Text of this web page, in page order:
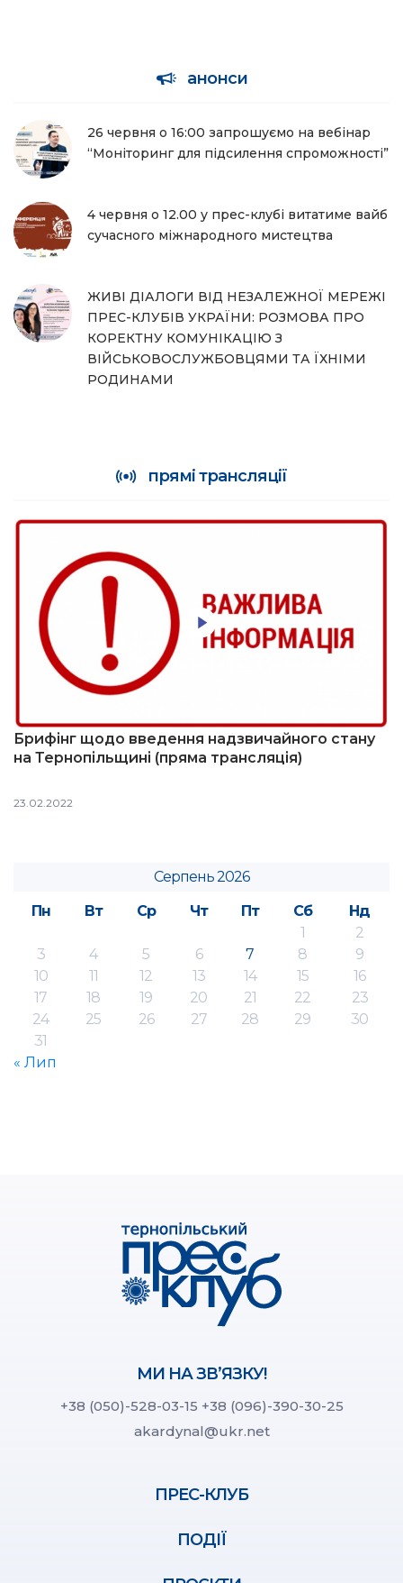
анонси
26 червня о 16:00 запрошуємо на вебінар
“Моніторинг для підсилення спроможності”
4 червня о 12.00 у прес-клубі витатиме вайб
сучасного міжнародного мистецтва
ЖИВІ ДІАЛОГИ ВІД НЕЗАЛЕЖНОЇ МЕРЕЖІ
ПРЕС-КЛУБІВ УКРАЇНИ: РОЗМОВА ПРО
КОРЕКТНУ КОМУНІКАЦІЮ З
ВІЙСЬКОВОСЛУЖБОВЦЯМИ ТА ЇХНІМИ
РОДИНАМИ
прямі трансляції
Брифінг щодо введення надзвичайного стану
на Тернопільщині (пряма трансляція)
23.02.2022
Серпень 2026
Пн
Вт Ср Чт Пт Сб
Нд
1
2
3
4 5 6 7 8
9
10
11 12 13 14 15
16
17
18 19 20 21 22
23
24
25 26 27 28 29
30
31
« Лип
МИ НА ЗВ’ЯЗКУ!
+38 (050)-528-03-15 +38 (096)-390-30-25
akardynal@ukr.net
ПРЕС-КЛУБ
ПОДІЇ